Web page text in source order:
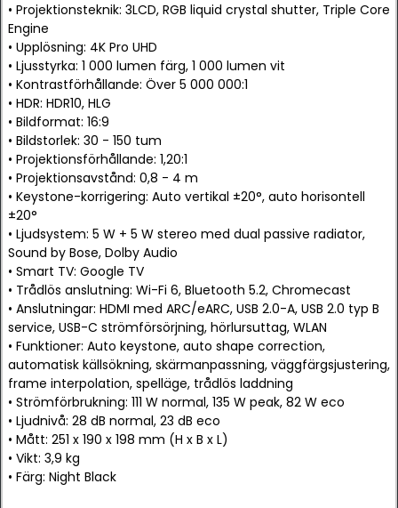
• Projektionsteknik: 3LCD, RGB liquid crystal shutter, Triple Core
Engine
• Upplösning: 4K Pro UHD
• Ljusstyrka: 1 000 lumen färg, 1 000 lumen vit
• Kontrastförhållande: Över 5 000 000:1
• HDR: HDR10, HLG
• Bildformat: 16:9
• Bildstorlek: 30 - 150 tum
• Projektionsförhållande: 1,20:1
• Projektionsavstånd: 0,8 - 4 m
• Keystone-korrigering: Auto vertikal ±20°, auto horisontell
±20°
• Ljudsystem: 5 W + 5 W stereo med dual passive radiator,
Sound by Bose, Dolby Audio
• Smart TV: Google TV
• Trådlös anslutning: Wi-Fi 6, Bluetooth 5.2, Chromecast
• Anslutningar: HDMI med ARC/eARC, USB 2.0-A, USB 2.0 typ B
service, USB-C strömförsörjning, hörlursuttag, WLAN
• Funktioner: Auto keystone, auto shape correction,
automatisk källsökning, skärmanpassning, väggfärgsjustering,
frame interpolation, spelläge, trådlös laddning
• Strömförbrukning: 111 W normal, 135 W peak, 82 W eco
• Ljudnivå: 28 dB normal, 23 dB eco
• Mått: 251 x 190 x 198 mm (H x B x L)
• Vikt: 3,9 kg
• Färg: Night Black